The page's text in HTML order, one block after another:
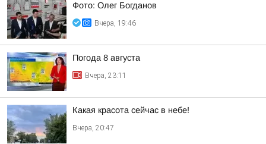
Фото: Олег Богданов
Вчера, 19:46
Погода 8 августа
Вчера, 23:11
Какая красота сейчас в небе!
Вчера, 20:47